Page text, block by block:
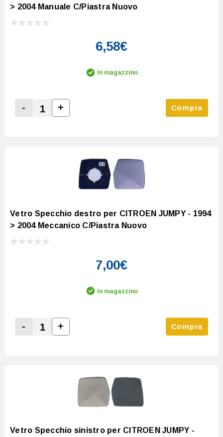
> 2004 Manuale C/Piastra Nuovo
6,58€
In magazzino
Decrease Quantity:
-
Increase Quantity:
+ Compra
Vetro Specchio destro per CITROEN JUMPY - 1994
> 2004 Meccanico C/Piastra Nuovo
7,00€
In magazzino
Decrease Quantity:
-
Increase Quantity:
+ Compra
Vetro Specchio sinistro per CITROEN JUMPY -